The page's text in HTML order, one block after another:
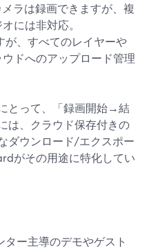
ラは録画できますが、複
には非対応。
が、すべてのレイヤーや
ドへのアップロード管理
とって、「録画開始→結
は、クラウド保存付きの
ダウンロード/エクスポー
がその用途に特化してい
ター主導のデモやゲスト